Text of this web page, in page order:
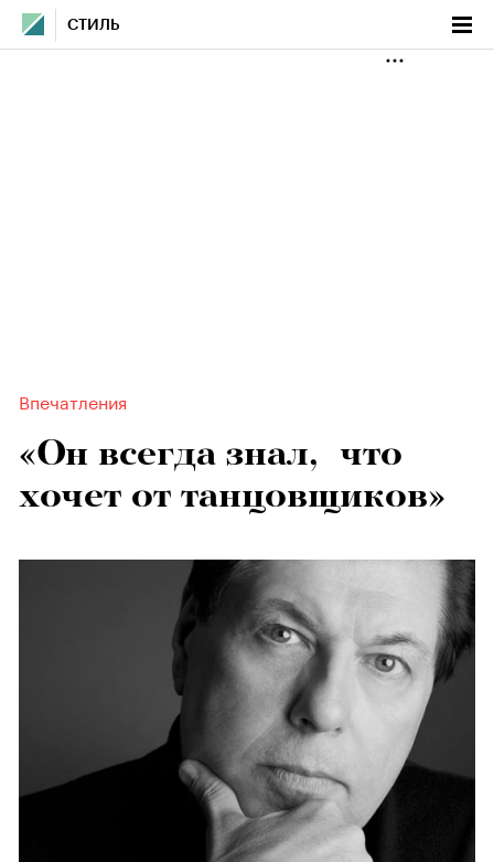
СТИЛЬ
Впечатления
«Он всегда знал, что
хочет от танцовщиков»